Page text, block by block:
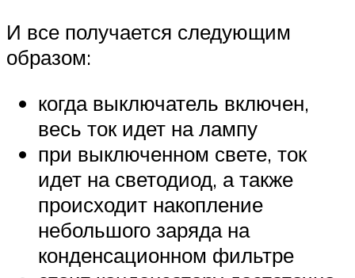
И все получается следующим
образом:
когда выключатель включен,
весь ток идет на лампу
при выключенном свете, ток
идет на светодиод, а также
происходит накопление
небольшого заряда на
конденсационном фильтре